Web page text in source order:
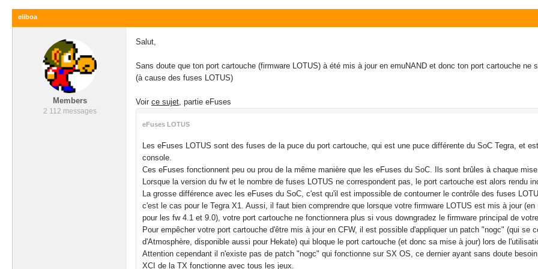
eliboa
Members
2 112 messages
Salut,
Sans doute que ton port cartouche (firmware LOTUS) à été mis à jour en emuNAND et donc ton port cartouche
(à cause des fuses LOTUS)
Voir ce sujet, partie eFuses
eFuses LOTUS
Les eFuses LOTUS sont des fuses de la puce du port cartouche, qui est une puce différente du SoC Tegra, et
console.
Ces eFuses fonctionnent peu ou prou de la même manière que les eFuses du SoC. Ils sont brûles à chaque
Lorsque la version du fw et le nombre de fuses LOTUS ne correspondent pas, le port cartouche est alors rendu
La grosse différence avec les eFuses du SoC, c'est qu'il est impossible de contourner le contrôle des fuses
c'est le cas pour le Tegra X1. Aussi, il faut bien comprendre que lorsque votre firmware LOTUS est mis à jour
pour les fw 4.1 et 9.0), votre port cartouche ne fonctionnera plus si vous downgradez le firmware principal de
Pour empêcher votre port cartouche d'être mis à jour en CFW, il est possible d'appliquer un patch "nogc" (qui se
d'Atmosphère, disponible aussi pour Hekate) qui bloque le port cartouche (et donc sa mise à jour) lors de
Attention cependant il n'existe pas de patch "nogc" qui fonctionne sur SX OS, ce dernier ayant sans doute
XCI de la TX fonctionne avec tous les jeux.